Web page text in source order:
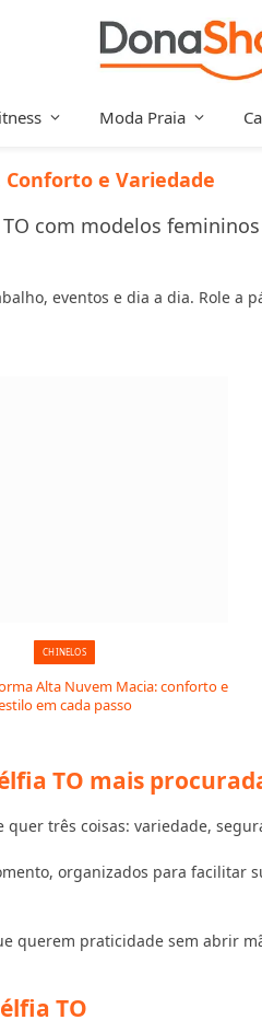
Moda Praia
Conforto e Variedade
com modelos
eventos e dia a dia. Role a
CHINELOS
Alta Nuvem Macia: conforto e
em cada passo
TO mais
três coisas: variedade,
organizados para facilitar
querem praticidade sem abrir
TO